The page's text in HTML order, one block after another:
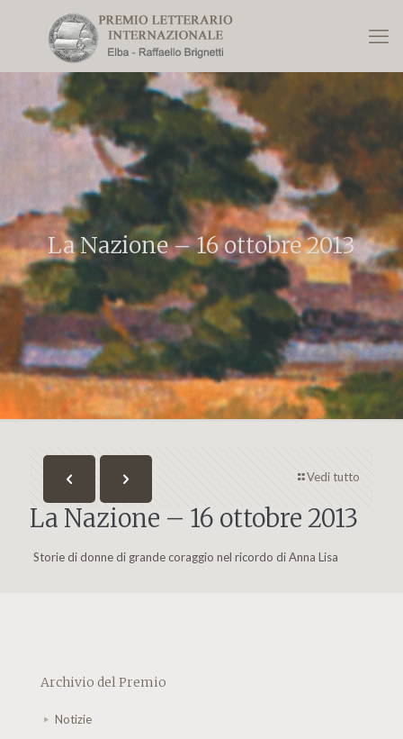
La Nazione – 16 ottobre 2013
Vedi tutto
La Nazione – 16 ottobre 2013
Storie di donne di grande coraggio nel ricordo di Anna Lisa
Archivio del Premio
Notizie